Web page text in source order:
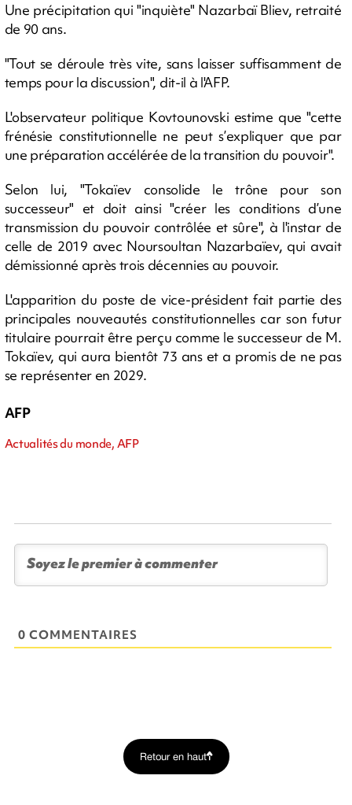
Une précipitation qui "inquiète" Nazarbaï Bliev, retraité
de 90 ans.
"Tout se déroule très vite, sans laisser suffisamment de
temps pour la discussion", dit-il à l'AFP.
L'observateur politique Kovtounovski estime que "cette
frénésie constitutionnelle ne peut s’expliquer que par
une préparation accélérée de la transition du pouvoir".
Selon lui, "Tokaïev consolide le trône pour son
successeur" et doit ainsi "créer les conditions d’une
transmission du pouvoir contrôlée et sûre", à l'instar de
celle de 2019 avec Noursoultan Nazarbaïev, qui avait
démissionné après trois décennies au pouvoir.
L'apparition du poste de vice-président fait partie des
principales nouveautés constitutionnelles car son futur
titulaire pourrait être perçu comme le successeur de M.
Tokaïev, qui aura bientôt 73 ans et a promis de ne pas
se représenter en 2029.
AFP
Actualités du monde, AFP
0 COMMENTAIRES
Retour en haut